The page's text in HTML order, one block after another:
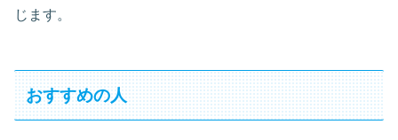
じます。
おすすめの人